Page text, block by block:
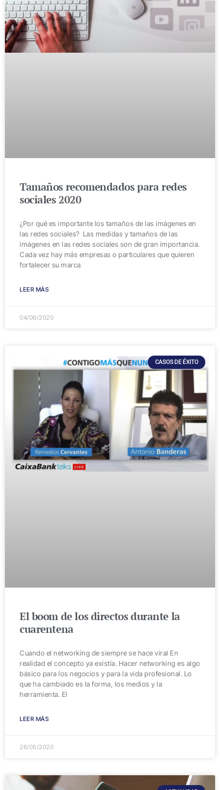
Tamaños recomendados para redes
sociales 2020
¿Por qué es importante los tamaños de las imágenes en
las redes sociales? Las medidas y tamaños de las
imágenes en las redes sociales son de gran importancia.
Cada vez hay más empresas o particulares que quieren
fortalecer su marca
LEER MÁS
04/06/2020
CASOS DE ÉXITO
El boom de los directos durante la
cuarentena
Cuando el networking de siempre se hace viral En
realidad el concepto ya existía. Hacer networking es algo
básico para los negocios y para la vida profesional. Lo
que ha cambiado es la forma, los medios y la
herramienta. El
LEER MÁS
26/05/2020